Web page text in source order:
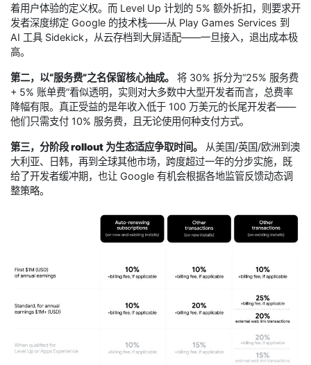
着用户体验的定义权。而 Level Up 计划的 5% 额外折扣，则要求开
发者深度绑定 Google 的技术栈——从 Play Games Services 到
AI 工具 Sidekick，从云存档到大屏适配——一旦接入，退出成本极
高。
第二，以“服务费”之名保留核心抽成。
将 30% 拆分为“25% 服务费
+ 5% 账单费”看似透明，实则对大多数中大型开发者而言，总费率
降幅有限。真正受益的是年收入低于 100 万美元的长尾开发者——
他们只需支付 10% 服务费，且无论使用何种支付方式。
第三，分阶段 rollout 为生态适应争取时间。
从美国/英国/欧洲到澳
大利亚、日韩，再到全球其他市场，跨度超过一年的分步实施，既
给了开发者缓冲期，也让 Google 有机会根据各地监管反馈动态调
整策略。